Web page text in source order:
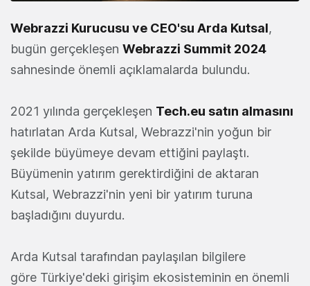
Webrazzi Kurucusu ve CEO'su Arda Kutsal,
bugün gerçekleşen Webrazzi Summit 2024
sahnesinde önemli açıklamalarda bulundu.
2021 yılında gerçekleşen Tech.eu satın almasını
hatırlatan Arda Kutsal, Webrazzi'nin yoğun bir
şekilde büyümeye devam ettiğini paylaştı.
Büyümenin yatırım gerektirdiğini de aktaran
Kutsal, Webrazzi'nin yeni bir yatırım turuna
başladığını duyurdu.
Arda Kutsal tarafından paylaşılan bilgilere
göre Türkiye'deki girişim ekosisteminin en önemli